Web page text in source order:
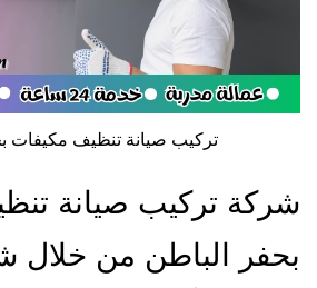
تركيب صيانة تنظيف مكيفات
شركة تركيب صيانة
بحفر الباطن من خلال